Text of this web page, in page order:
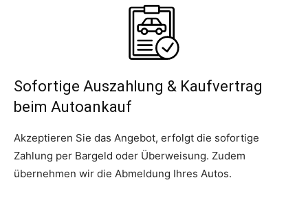
Sofortige Auszahlung & Kaufvertrag
beim Autoankauf
Akzeptieren Sie das Angebot, erfolgt die sofortige
Zahlung per Bargeld oder Überweisung. Zudem
übernehmen wir die Abmeldung Ihres Autos.